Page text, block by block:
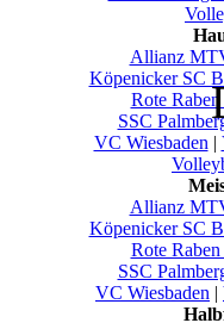
Allianz
Köpenicker SC
Rote
SSC
VC Wiesbaden |
Allianz
Köpenicker SC
Rote
SSC
VC Wiesbaden |